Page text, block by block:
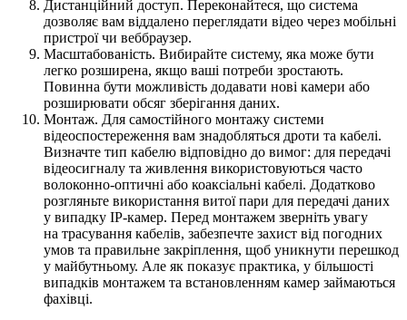
Дистанційний доступ. Переконайтеся, що система
дозволяє вам віддалено переглядати відео через мобільні
пристрої чи веббраузер.
Масштабованість. Вибирайте систему, яка може бути
легко розширена, якщо ваші потреби зростають.
Повинна бути можливість додавати нові камери або
розширювати обсяг зберігання даних.
Монтаж. Для самостійного монтажу системи
відеоспостереження вам знадобляться дроти та кабелі.
Визначте тип кабелю відповідно до вимог: для передачі
відеосигналу та живлення використовуються часто
волоконно-оптичні або коаксіальні кабелі. Додатково
розгляньте використання витої пари для передачі даних
у випадку IP-камер. Перед монтажем зверніть увагу
на трасування кабелів, забезпечте захист від погодних
умов та правильне закріплення, щоб уникнути перешкод
у майбутньому. Але як показує практика, у більшості
випадків монтажем та встановленням камер займаються
фахівці.